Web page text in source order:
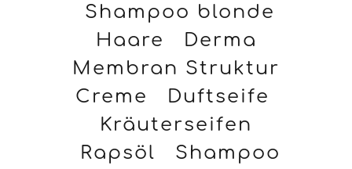
Shampoo blonde
Haare
Derma
Membran Struktur
Creme
Duftseife
Kräuterseifen
Rapsöl
Shampoo